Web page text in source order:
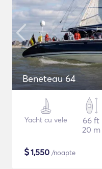
Beneteau 64
Yacht cu vele
66 ft
20 m
$1,550 /noapte